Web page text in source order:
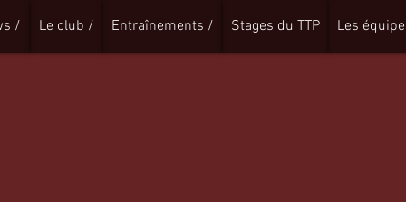
/ Le club / Entraînements / Stages du TTP Les